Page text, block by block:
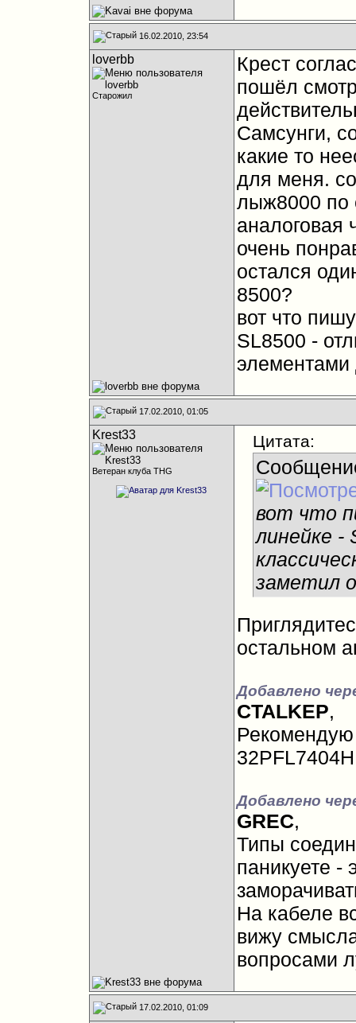
16.02.2010, 23:54
loverbb
Старожил
Крест
пошёл
Самсунги,
какие то
для меня.
лыж8000 по
аналоговая
очень
остался
8500?
вот что
SL8500 -
элементами
17.02.2010, 01:05
Krest33
Ветеран клуба THG
Цитата:
вот что
линейке -
заметил
остальном
Добавлено
CTALKEP,
Рекомендую
Добавлено
GREC,
Типы
паникуете -
На кабеле
вижу
вопросами
17.02.2010, 01:09